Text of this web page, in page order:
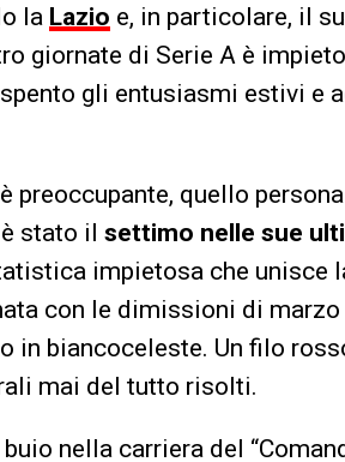
la Lazio e, in particolare, il
giornate di Serie A è
gli entusiasmi estivi e
preoccupante, quello
stato il settimo nelle sue
impietosa che unisce
con le dimissioni di
in biancoceleste. Un filo
mai del tutto risolti.
nella carriera del